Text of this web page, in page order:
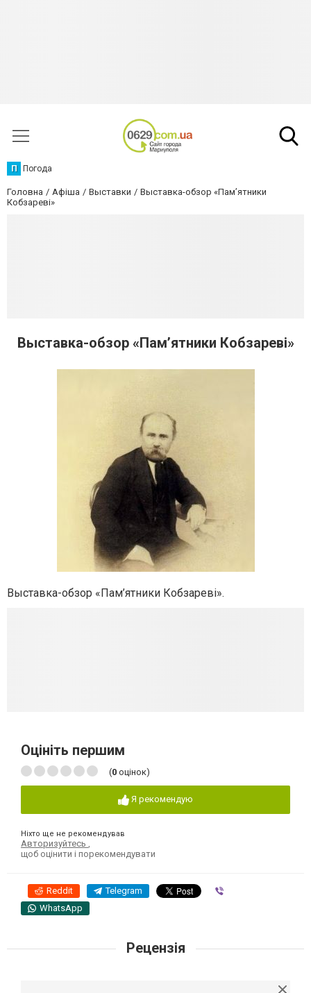
П Погода
Головна Афіша Выставки
Выставка-обзор «Пам’ятники
Кобзареві»
Выставка-обзор «Пам’ятники Кобзареві»
Выставка-обзор «Пам’ятники Кобзареві».
Оцініть першим
(0 оцінок)
Я рекомендую
Ніхто ще не рекомендував
Авторизуйтесь
щоб оцінити і порекомендувати
Reddit Telegram
WhatsApp
Рецензія